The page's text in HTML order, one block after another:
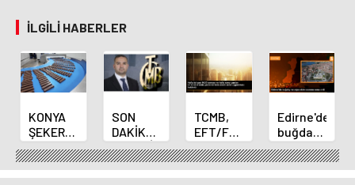
İLGILI HABERLER
KONYA
ŞEKER
YILLIK 7
BİN 500
TON
SON
DAKİKA
HABERİ:
Yeni
Merkez
TCMB,
EFT/FAST
işlemleri
için
fazla
Edirne'de
buğday
ve arpa
ekim
sezonu